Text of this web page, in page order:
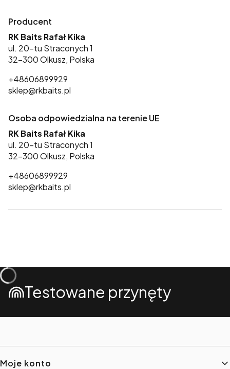
Producent
RK Baits Rafał Kika
ul. 20-tu Straconych 1
32-300 Olkusz, Polska
+48606899929
sklep@rkbaits.pl
Osoba odpowiedzialna na terenie UE
RK Baits Rafał Kika
ul. 20-tu Straconych 1
32-300 Olkusz, Polska
+48606899929
sklep@rkbaits.pl
Testowane przynęty
Linki w stopce
Moje konto